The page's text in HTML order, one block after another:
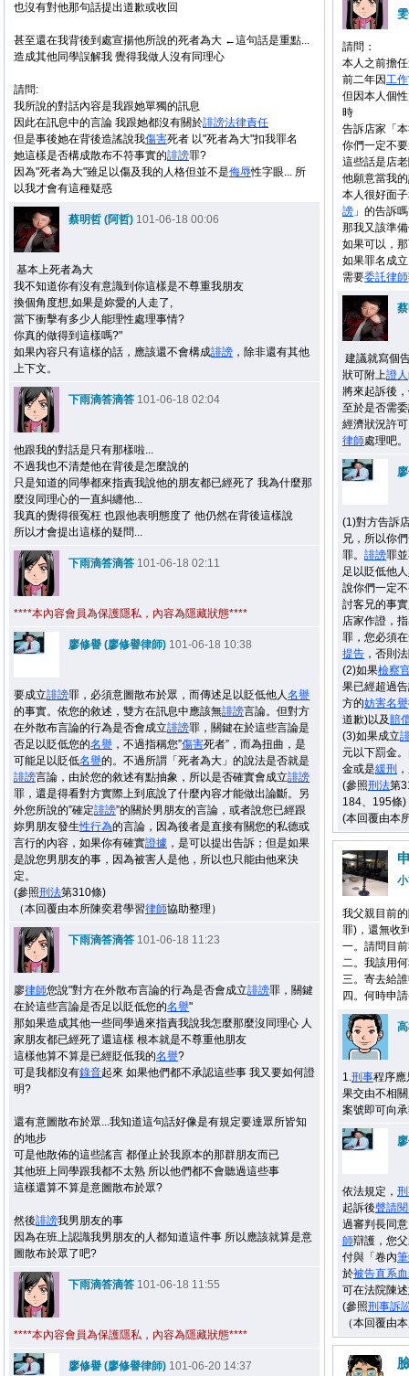
也沒有對他那句話提出道歉或收回
甚至還在我背後到處宣揚他所說的死者為大 ←這句話是重點...
造成其他同學誤解我 覺得我做人沒有同理心
請問:
我所說的對話內容是我跟她單獨的訊息
因此在訊息中的言論 我跟她都沒有關於誹謗法律責任
但是事後她在背後造謠說我傷害死者 以"死者為大"扣我罪名
她這樣是否構成散布不符事實的誹謗罪?
因為"死者為大"雖足以傷及我的人格但並不是侮辱性字眼... 所
以我才會有這種疑惑
蔡明哲 (阿哲) 101-06-18 00:06
基本上死者為大
我不知道你有沒有意識到你這樣是不尊重我朋友
換個角度想,如果是妳愛的人走了,
當下衝擊有多少人能理性處理事情?
你真的做得到這樣嗎?"
如果內容只有這樣的話，應該還不會構成誹謗 ，除非還有其他
上下文。
下雨滴答滴答 101-06-18 02:04
他跟我的對話是只有那樣啦...
不過我也不清楚他在背後是怎麼說的
只是知道的同學都來指責我說他的朋友都已經死了 我為什麼那
麼沒同理心的一直糾纏他...
我真的覺得很冤枉 也跟他表明態度了 他仍然在背後這樣說
所以才會提出這樣的疑問...
下雨滴答滴答 101-06-18 02:11
****本內容會員為保護隱私，內容為隱藏狀態****
廖修譽 (廖修譽律師) 101-06-18 10:38
要成立誹謗罪，必須意圖散布於眾，而傳述足以貶低他人名譽
的事實。依您的敘述，雙方在訊息中應該無誹謗言論。但對方
在外散布言論的行為是否會成立誹謗罪，關鍵在於這些言論是
否足以貶低您的名譽 ，不過指稱您”傷害死者”，而為扭曲，是
可能足以貶低名譽的。不過所謂「死者為大」的說法是否就是
誹謗言論，由於您的敘述有點抽象，所以是否確實會成立誹謗
罪，還是得看對方實際上到底說了什麼內容才能做出論斷。另
外您所說的”確定誹謗”的關於男朋友的言論，或者說您已經跟
妳男朋友發生性行為的言論，因為後者是直接有關您的私德或
言行的內容，如果你有確實證據 ，是可以提出告訴；但是如果
是說您男朋友的事，因為被害人是他，所以也只能由他來決
定。
(參照刑法第310條)
（本回覆由本所陳奕君學習律師協助整理）
下雨滴答滴答 101-06-18 11:23
廖律師您說"對方在外散布言論的行為是否會成立誹謗罪，關鍵
在於這些言論是否足以貶低您的名譽"
那如果造成其他一些同學過來指責我說我怎麼那麼沒同理心 人
家朋友都已經死了還這樣 根本就是不尊重他朋友
這樣他算不算是已經貶低我的名譽?
可是我都沒有錄音起來 如果他們都不承認這些事 我又要如何證
明?
還有意圖散布於眾...我知道這句話好像是有規定要達眾所皆知
的地步
可是他散佈的這些謠言 都僅止於我原本的那群朋友而已
其他班上同學跟我都不太熟 所以他們都不會聽過這些事
這樣還算不算是意圖散布於眾?
然後誹謗我男朋友的事
因為在班上認識我男朋友的人都知道這件事 所以應該就算是意
圖散布於眾了吧?
下雨滴答滴答 101-06-18 11:55
****本內容會員為保護隱私，內容為隱藏狀態****
廖修譽 (廖修譽律師) 101-06-20 14:37
請問：
本人之前擔
前二年因工作
但因本人個
時
告訴店家「
你們一定不
這些話是店
他願意當我的
本人很好面
謗 」的告訴
那我又該準
如果可以，
如果罪名成
需要委託律師
建議就寫個
狀可附上證人
將來起訴後
至於是否需
經濟狀況許
律師處理吧。
(1)對方告訴
兄，所以你
罪。 誹謗罪
足以貶低他人
說你們一定
討客兄的事
店家作證，
罪，您必須
提告 ，否則
(2)如果檢察
果已經超過
方的妨害名譽
道歉)以及賠
(3)如果成立
元以下罰金
金或是緩刑
(參照刑法第
184、195條)
(本回覆由本
我父親目前
罪)，還無收
一。請問目
二。我該用
三。寄去給
四。何時申
1.刑事程序應
果交由不相
案號即可向
依法規定，
起訴後聲請
過審判長同
師辯護，您
付與「卷內
於被告直系
可在法院陳
(參照刑事訴
（本回覆由